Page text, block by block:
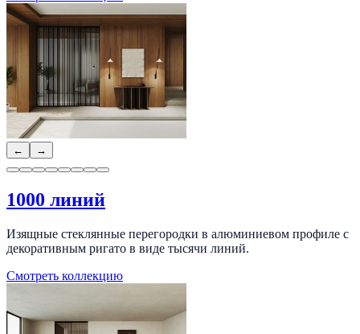
← →
1000 линий
Изящные стеклянные перегородки в алюминиевом профиле с
декоративным ригато в виде тысячи линий.
Смотреть коллекцию